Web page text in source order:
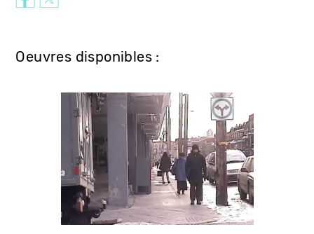
Oeuvres disponibles :